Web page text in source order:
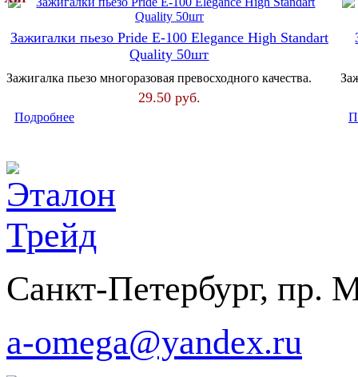
Зажигалки пьезо Pride E-100 Elegance High Standart
Quality 50шт
Зажигалка пьезо многоразовая превосходного качества.
29.50 руб.
Подробнее
Санкт-Петербург, пр.
a-omega@yandex.ru